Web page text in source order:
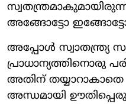
അങ്ങോട്ടോ
അപ്പോള്‍ സ്വാതന്ത്ര്യ
പ്രാധാന്യത്തിനൊരു
അതിന്
അന്ധമായി